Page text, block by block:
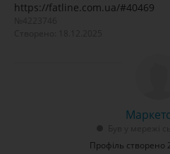
https://fatline.com.ua/#40469
Профіль створено